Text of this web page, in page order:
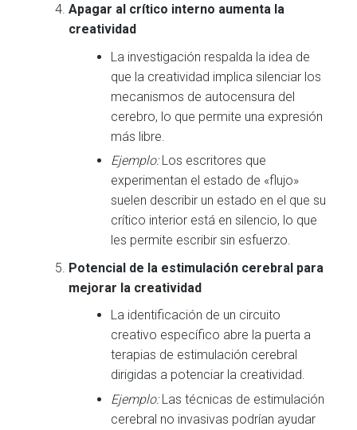
Apagar al crítico interno aumenta la
creatividad
La investigación respalda la idea de
que la creatividad implica silenciar los
mecanismos de autocensura del
cerebro, lo que permite una expresión
más libre.
Ejemplo:Los escritores que
experimentan el estado de «flujo»
suelen describir un estado en el que su
crítico interior está en silencio, lo que
les permite escribir sin esfuerzo.
Potencial de la estimulación cerebral para
mejorar la creatividad
La identificación de un circuito
creativo específico abre la puerta a
terapias de estimulación cerebral
dirigidas a potenciar la creatividad.
Ejemplo:Las técnicas de estimulación
cerebral no invasivas podrían ayudar